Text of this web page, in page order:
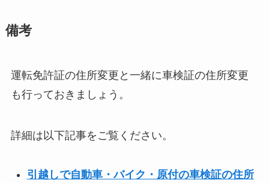
備考
運転免許証の住所変更と一緒に車検証の住所変更
も行っておきましょう。
詳細は以下記事をご覧ください。
引越しで自動車・バイク・原付の車検証の住所